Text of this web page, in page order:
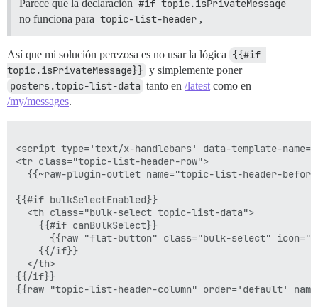
Parece que la declaración #if topic.isPrivateMessage
no funciona para topic-list-header ,
Así que mi solución perezosa es no usar la lógica {{#if
topic.isPrivateMessage}} y simplemente poner
posters.topic-list-data tanto en /latest como en
/my/messages.
<script type='text/x-handlebars' data-template-
<tr class="topic-list-header-row">
{{~raw-plugin-outlet name="topic-list-header-
{{#if bulkSelectEnabled}}
  <th class="bulk-select topic-list-data">
    {{#if canBulkSelect}}
{{raw "flat-button" class="bulk-select"
    {{/if}}
  </th>
{{/if}}
{{raw "topic-list-header-column" order='default'